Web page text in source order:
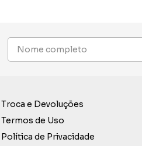
Troca e Devoluções
Termos de Uso
Política de Privacidade